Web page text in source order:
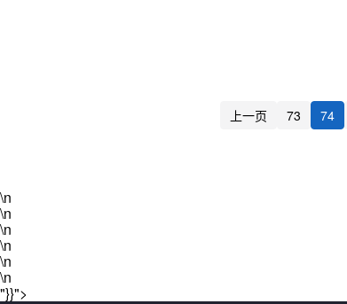
上一页 73 74
\n
\n
\n
\n
\n
\n
"}}">